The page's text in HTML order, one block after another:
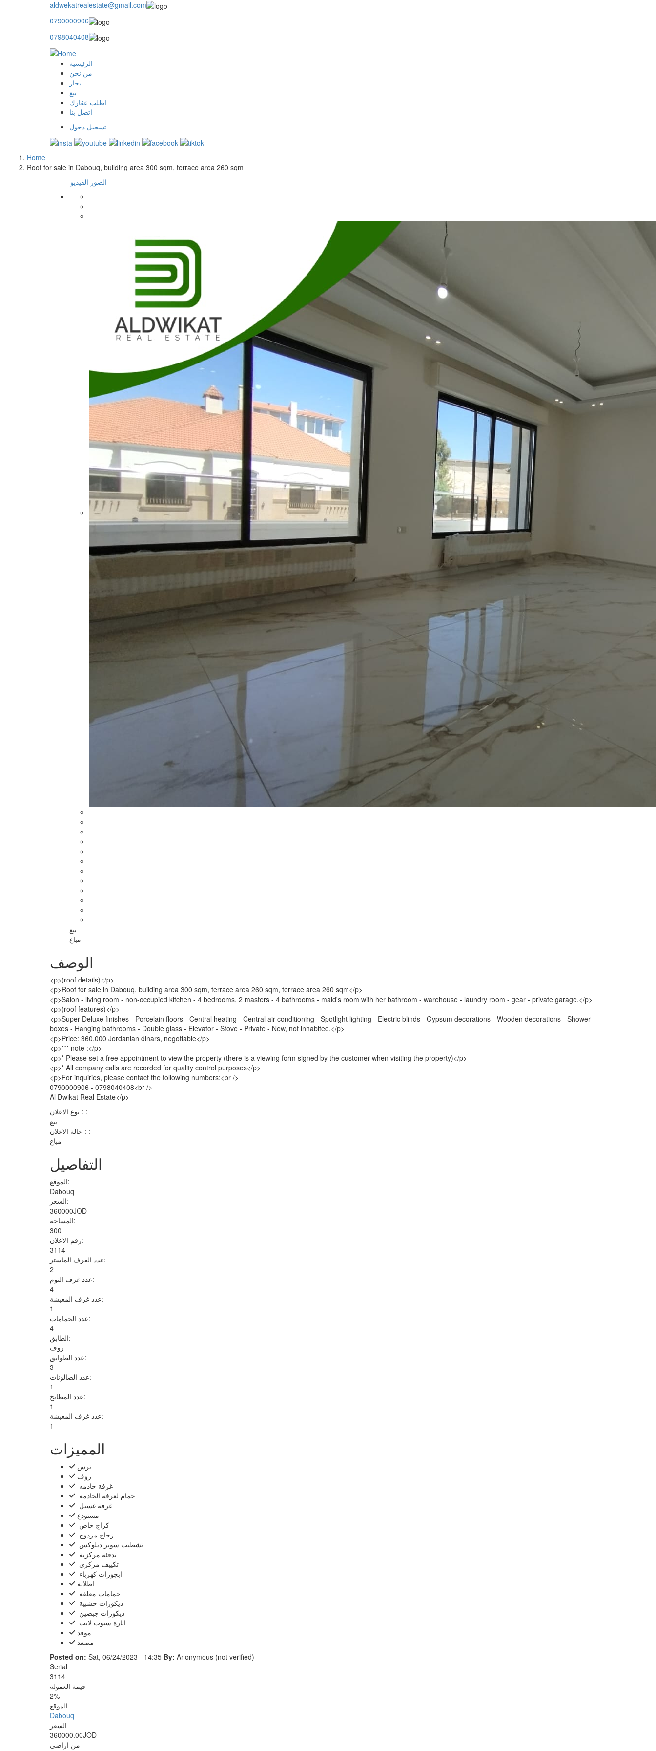
aldwekatrealestate@gmail.com
0790000906
0798040408
main
menu
الرئيسية
من نحن
ايجار
بيع
اطلب عقارك
اتصل بنا
user
تسجيل دخول
Breadcrumb
Home
Roof for sale in Dabouq, building area 300 sqm, terrace area 260 sqm
الصور الفيديو
بيع
مباع
الوصف
<p>(roof details)</p>
<p>Roof for sale in Dabouq, building area 300 sqm, terrace area 260 sqm, terrace area 260 sqm</p>
<p>Salon - living room - non-occupied kitchen - 4 bedrooms, 2 masters - 4 bathrooms - maid's room with her bathroom - warehouse - laundry room - gear - private garage.</p>
<p>(roof features)</p>
<p>Super Deluxe finishes - Porcelain floors - Central heating - Central air conditioning - Spotlight lighting - Electric blinds - Gypsum decorations - Wooden decorations - Shower
boxes - Hanging bathrooms - Double glass - Elevator - Stove - Private - New, not inhabited.</p>
<p>Price: 360,000 Jordanian dinars, negotiable</p>
<p>*** note :</p>
<p>* Please set a free appointment to view the property (there is a viewing form signed by the customer when visiting the property)</p>
<p>* All company calls are recorded for quality control purposes</p>
<p>For inquiries, please contact the following numbers:<br />
0790000906 - 0798040408<br />
Al Dwikat Real Estate</p>
نوع الاعلان : :
بيع
حالة الاعلان : :
مباع
التفاصيل
الموقع:
Dabouq
السعر:
360000JOD
المساحة:
300
رقم الاعلان:
3114
عدد الغرف الماستر:
2
عدد غرف النوم:
4
عدد غرف المعيشة:
1
عدد الحمامات:
4
الطابق:
روف
عدد الطوابق:
3
عدد الصالونات:
1
عدد المطابخ:
1
عدد غرف المعيشة:
1
المميزات
ترس
روف
‏غرفة خادمه ‏
‏حمام لغرفة الخادمه ‏
‏غرفة غسيل ‏
مستودع
‏كراج خاص ‏
‏زجاج مزدوج ‏
‏تشطيب سوبر ديلوكس ‏
‏تدفئة مركزية ‏
‏تكييف مركزي ‏
‏ابجورات كهرباء ‏
اطلالة
‏حمامات معلقه ‏
‏ديكورات ‏خشبية ‏
‏ديكورات ‏جبصين ‏
‏‏انارة ‏سبوت لايت ‏
موقد
مصعد
Posted on: Sat, 06/24/2023 - 14:35 By: Anonymous (not verified)
Serial
3114
قيمة العمولة
2%
الموقع
Dabouq
السعر
360000.00JOD
من اراضي